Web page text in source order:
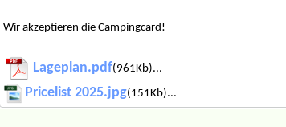
Wir akzeptieren die Campingcard!
Lageplan.pdf(961Kb)...
Pricelist 2025.jpg(151Kb)...